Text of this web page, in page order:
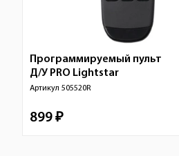
Программируемый пульт
Д/У PRO Lightstar
Артикул 505520R
899 ₽